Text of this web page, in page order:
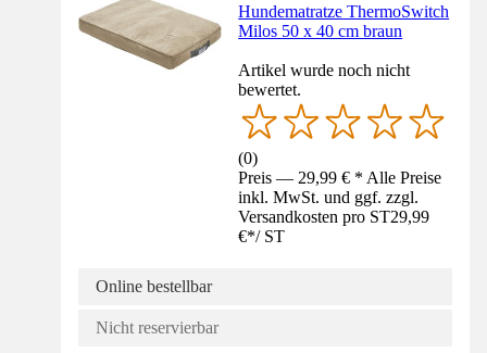
Hundematratze ThermoSwitch
Milos 50 x 40 cm braun
Artikel wurde noch nicht
bewertet.
(0)
Preis — 29,99 € * Alle Preise
inkl. MwSt. und ggf. zzgl.
Versandkosten pro ST29,99
€*/ ST
Online bestellbar
Nicht reservierbar